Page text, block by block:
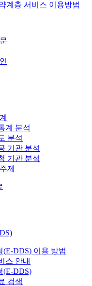
계층 서비스 이용방법
계 분석
분석
기관 분석
기관 분석
제
(E-DDS) 이용 방법
스 안내
(E-DDS)
검색